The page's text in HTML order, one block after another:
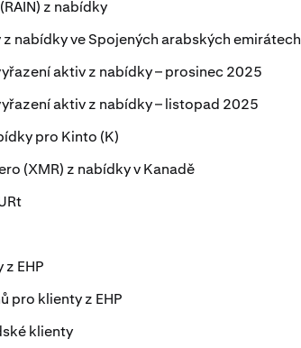
z nabídky
nabídky ve Spojených arabských emirátech
aktiv z nabídky – prosinec 2025
aktiv z nabídky – listopad 2025
pro Kinto (K)
(XMR) z nabídky v Kanadě
EHP
pro klienty z EHP
klienty